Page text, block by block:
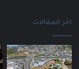
اخر المقالات